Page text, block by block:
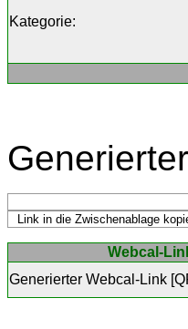
Kategorie:
Webcal-
Generierter Webcal-Link [